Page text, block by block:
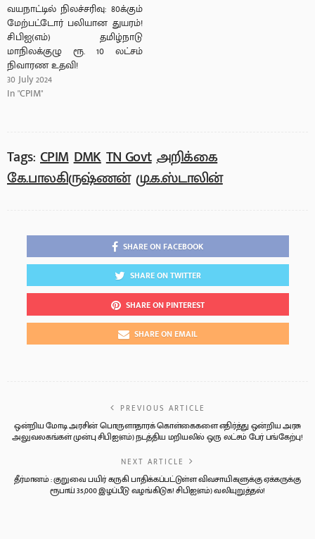
வயநாட்டில் நிலச்சரிவு: 80க்கும்
மேற்பட்டோர் பலியான துயரம்!
சிபிஐ(எம்) தமிழ்நாடு
மாநிலக்குழு ரூ. 10 லட்சம்
நிவாரண உதவி!
30 July 2024
In "CPIM"
Tags: CPIM DMK TN Govt அறிக்கை
கே.பாலகிருஷ்ணன் மு.க.ஸ்டாலின்
SHARE ON FACEBOOK
SHARE ON TWITTER
SHARE ON PINTEREST
SHARE ON EMAIL
PREVIOUS ARTICLE
ஒன்றிய மோடி அரசின் பொருளாதாரக் கொள்கைகளை எதிர்த்து ஒன்றிய அரசு
அலுவலகங்கள் முன்பு சிபிஐ(எம்) நடத்திய மறியலில் ஒரு லட்சம் பேர் பங்கேற்பு!
NEXT ARTICLE
தீர்மானம் : குறுவை பயிர் கருகி பாதிக்கப்பட்டுள்ள விவசாயிகளுக்கு ஏக்கருக்கு
ரூபாய் 35,000 இழப்பீடு வழங்கிடுக! சிபிஐ(எம்) வலியுறுத்தல்!